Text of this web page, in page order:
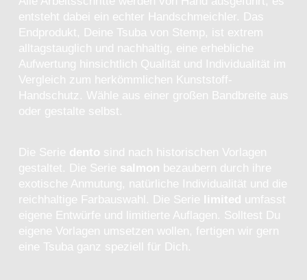
entsteht dabei ein echter Handschmeichler. Das
Endprodukt, Deine Tsuba von Stemp, ist extrem
alltagstauglich und nachhaltig, eine erhebliche
Aufwertung hinsichtlich Qualität und Individualität im
Vergleich zum herkömmlichen Kunststoff-
Handschutz. Wähle aus einer großen Bandbreite aus
oder gestalte selbst.
Die Serie dento sind nach historischen Vorlagen
gestaltet. Die Serie salmon bezaubern durch ihre
exotische Anmutung, natürliche Individualität und die
reichhaltige Farbauswahl. Die Serie limited umfasst
eigene Entwürfe und limitierte Auflagen. Solltest Du
eigene Vorlagen umsetzen wollen, fertigen wir gern
eine Tsuba ganz speziell für Dich.